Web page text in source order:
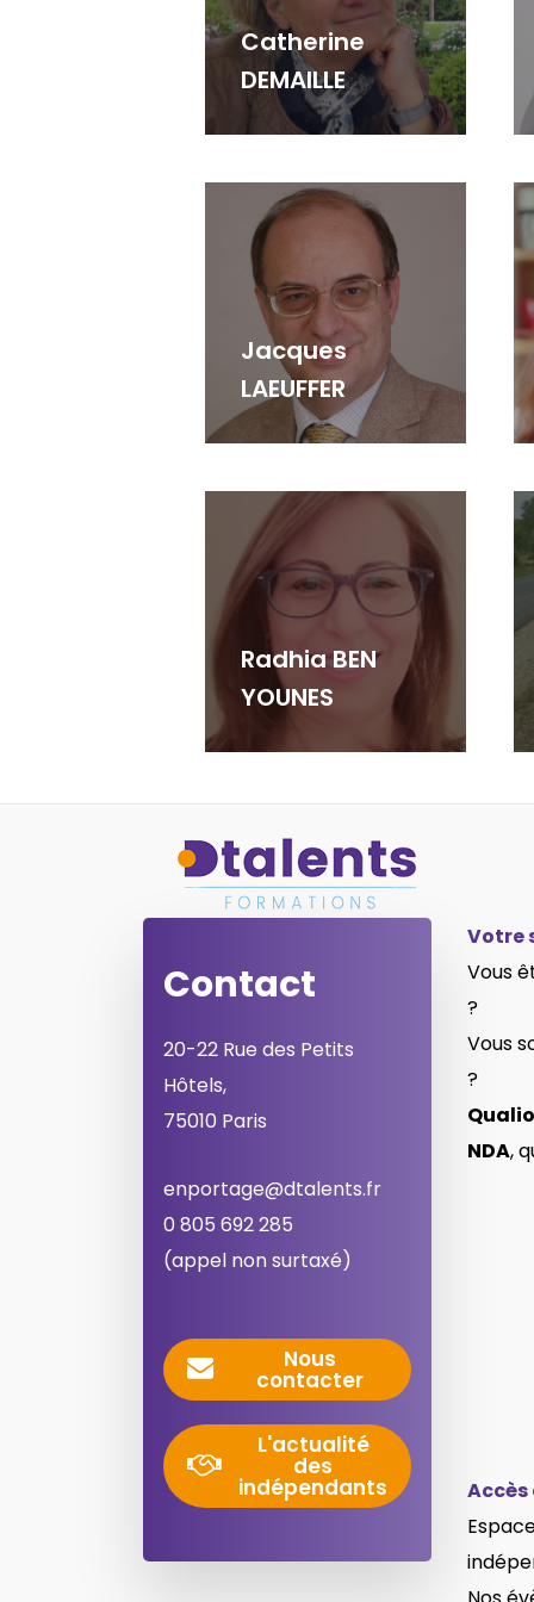
Catherine
DEMAILLE
Jacques
LAEUFFER
Radhia BEN
YOUNES
Contact
20-22 Rue des Petits
Hôtels,
75010 Paris
enportage@dtalents.fr
0 805 692 285
(appel non surtaxé)
Nous
contacter
L'actualité
des
indépendants
Votre
Vous
?
Vous
?
NDA,